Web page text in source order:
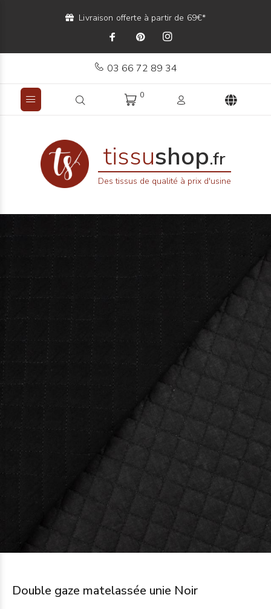
Livraison offerte à partir de 69€*
03 66 72 89 34
0
tissushop.fr
Des tissus de qualité à prix d'usine
Double gaze matelassée unie Noir